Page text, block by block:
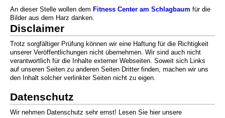
An dieser Stelle wollen dem Fitness Center am Schlagbaum für die
Bilder aus dem Harz danken.
Disclaimer
Trotz sorgfältiger Prüfung können wir eine Haftung für die Richtigkeit
unserer Veröffentlichungen nicht übernehmen. Wir sind auch nicht
verantwortlich für die Inhalte externer Webseiten. Soweit sich Links
auf unseren Seiten zu anderen Seiten Dritter finden, machen wir uns
den Inhalt solcher verlinkter Seiten nicht zu eigen.
Datenschutz
Wir nehmen Datenschutz sehr ernst! Lesen Sie hier unsere